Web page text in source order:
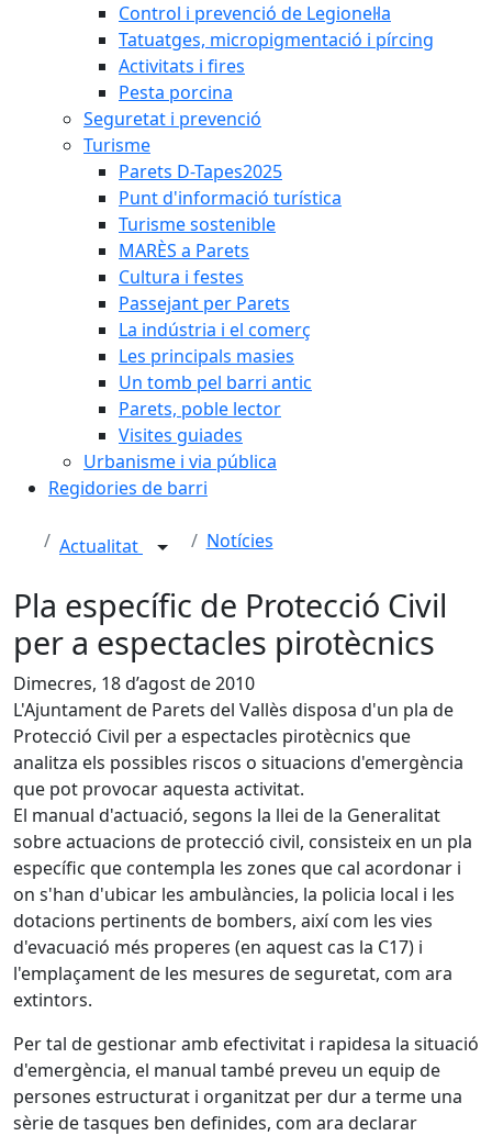
Control i prevenció de Legionel·la
Tatuatges, micropigmentació i pírcing
Activitats i fires
Pesta porcina
Seguretat i prevenció
Turisme
Parets D-Tapes2025
Punt d'informació turística
Turisme sostenible
MARÈS a Parets
Cultura i festes
Passejant per Parets
La indústria i el comerç
Les principals masies
Un tomb pel barri antic
Parets, poble lector
Visites guiades
Urbanisme i via pública
Regidories de barri
Actualitat Notícies
Pla específic de Protecció Civil
per a espectacles pirotècnics
Dimecres, 18 d’agost de 2010
L'Ajuntament de Parets del Vallès disposa d'un pla de
Protecció Civil per a espectacles pirotècnics que
analitza els possibles riscos o situacions d'emergència
que pot provocar aquesta activitat.
El manual d'actuació, segons la llei de la Generalitat
sobre actuacions de protecció civil, consisteix en un pla
específic que contempla les zones que cal acordonar i
on s'han d'ubicar les ambulàncies, la policia local i les
dotacions pertinents de bombers, així com les vies
d'evacuació més properes (en aquest cas la C17) i
l'emplaçament de les mesures de seguretat, com ara
extintors.
Per tal de gestionar amb efectivitat i rapidesa la situació
d'emergència, el manual també preveu un equip de
persones estructurat i organitzat per dur a terme una
sèrie de tasques ben definides, com ara declarar